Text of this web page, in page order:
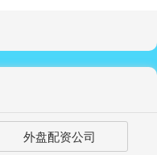
外盘配资公司